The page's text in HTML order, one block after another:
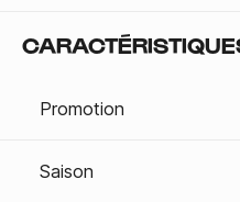
Promotion
Saison